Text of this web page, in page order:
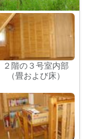
２階の３号室内部
（畳および床）